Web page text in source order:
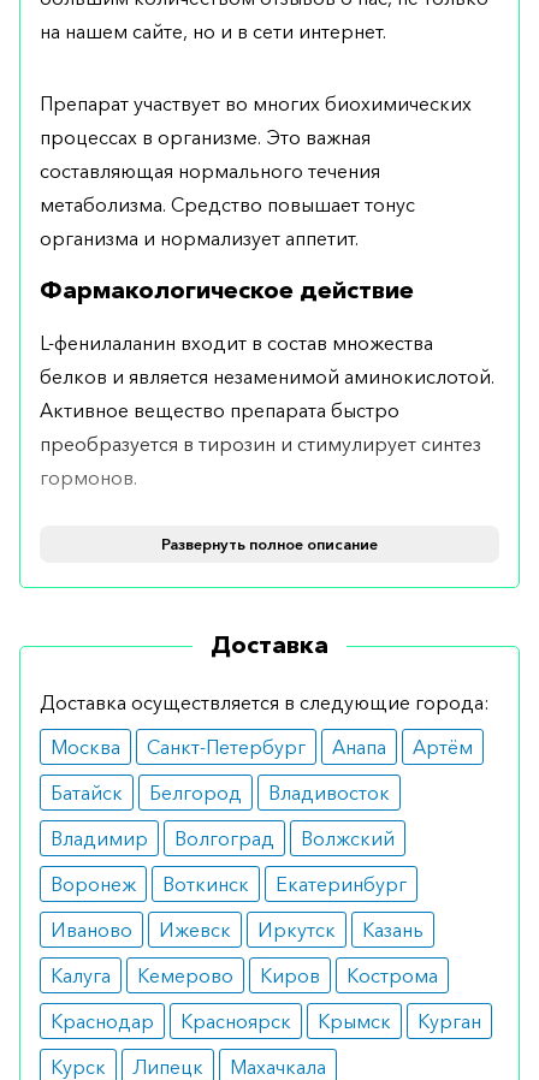
на нашем сайте, но и в сети интернет.
Препарат участвует во многих биохимических
процессах в организме. Это важная
составляющая нормального течения
метаболизма. Средство повышает тонус
организма и нормализует аппетит.
Фармакологическое действие
L-фенилаланин входит в состав множества
белков и является незаменимой аминокислотой.
Активное вещество препарата быстро
преобразуется в тирозин и стимулирует синтез
гормонов.
Рекомендуется для стабилизации белковых
повышенных нагрузок, для улучшения памяти и
относят необходимость нормализовать работу
щитовидной железы и восстановить
пигментацию кожного покрова.
Противопоказания
Препарат не имеет противопоказаний к
использованию.
Побочные эффекты
Обычно пациенты хорошо переносят
использование лекарства. В редких случаях
Развернуть полное описание
Доставка
Доставка осуществляется в следующие города:
Москва
Санкт-Петербург Анапа
Артём
Батайск
Белгород
Владивосток
Владимир
Волгоград
Волжский
Воронеж
Воткинск
Екатеринбург
Иваново
Ижевск Иркутск
Казань
Калуга
Кемерово Киров
Кострома
Краснодар
Красноярск Крымск
Курган
Курск
Липецк
Махачкала